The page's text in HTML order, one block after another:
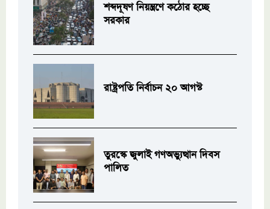
শব্দদূষণ নিয়ন্ত্রণে কঠোর হচ্ছে
সরকার
রাষ্ট্রপতি নির্বাচন ২০ আগস্ট
তুরস্কে জুলাই গণঅভ্যুত্থান দিবস
পালিত